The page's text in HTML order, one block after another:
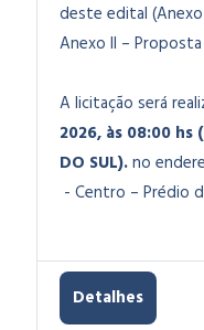
deste edital
Anexo II –
A licitação será
2026, às 08:00 hs
DO SUL).no
- Centro – Prédio
Detalhes